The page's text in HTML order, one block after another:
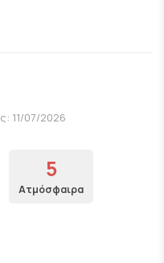
11/07/2026
5
Ατμόσφαιρα